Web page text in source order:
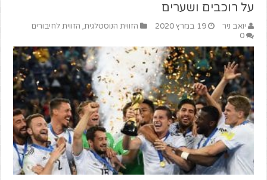
על רוכבים ושערים
יואב ניר 19 במרץ 2020 הזווית הנוסטלגית, הזווית לחיבורים
0